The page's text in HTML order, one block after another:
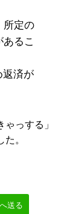
所定の
るこ
返済が
っする」
。
送る